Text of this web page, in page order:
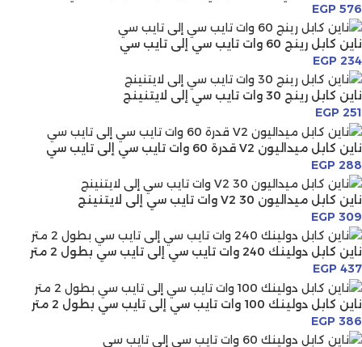
EGP 576
ناين كابل رينج 60 وات تايب سي إلى تايب سي
EGP 234
ناين كابل رينج 30 وات تايب سي إلى لايتنينج
EGP 251
ناين كابل ميداليون V2 قدرة 60 وات تايب سي إلى تايب سي
EGP 288
ناين كابل ميداليون V2 30 وات تايب سي إلى لايتنينج
EGP 309
ناين كابل دولينك 240 وات تايب سي إلى تايب سي بطول 2 متر
EGP 437
ناين كابل دولينك 100 وات تايب سي إلى تايب سي بطول 2 متر
EGP 386